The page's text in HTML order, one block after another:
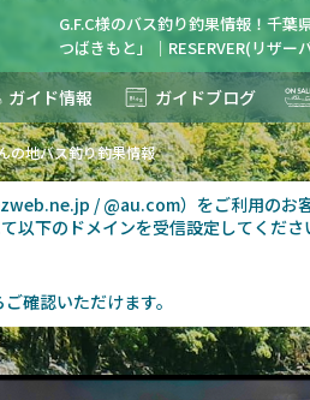
G.F.C様のバス釣り釣果情報！千
つばきもと」｜RESERVER(リザーバ
ガイド情報 ガイドブログ
の地バス釣り釣果情報
/ @au.com）をご利用のお客
以下のドメインを受信設定してくださ
確認いただけます。